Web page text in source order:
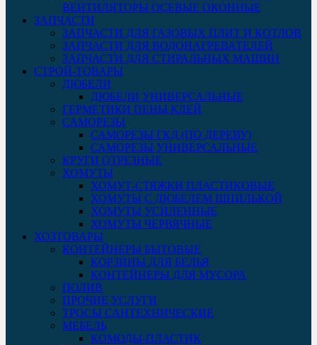
ВЕНТИЛЯТОРЫ ОСЕВЫЕ ОКОННЫЕ
ЗАПЧАСТИ
ЗАПЧАСТИ ДЛЯ ГАЗОВЫХ ПЛИТ И КОТЛОВ
ЗАПЧАСТИ ДЛЯ ВОДОНАГРЕВАТЕЛЕЙ
ЗАПЧАСТИ ДЛЯ СТИРАЛЬНЫХ МАШИН
СТРОЙ-ТОВАРЫ
ДЮБЕЛИ
ДЮБЕЛИ УНИВЕРСАЛЬНЫЕ
ГЕРМЕТИКИ ПЕНЫ КЛЕЙ
САМОРЕЗЫ
САМОРЕЗЫ ГКД (ПО ДЕРЕВУ)
САМОРЕЗЫ УНИВЕРСАЛЬНЫЕ
КРУГИ ОТРЕЗНЫЕ
ХОМУТЫ
ХОМУТ-СТЯЖКИ ПЛАСТИКОВЫЕ
ХОМУТЫ С ДЮБЕЛЕМ ШПИЛЬКОЙ
ХОМУТЫ УСИЛЕННЫЕ
ХОМУТЫ ЧЕРВЯЧНЫЕ
ХОЗТОВАРЫ
КОНТЕЙНЕРЫ БЫТОВЫЕ
КОРЗИНЫ ДЛЯ БЕЛЬЯ
КОНТЕЙНЕРЫ ДЛЯ МУСОРА
ПОЛИВ
ПРОЧИЕ УСЛУГИ
ТРОСЫ САНТЕХНИЧЕСКИЕ
МЕБЕЛЬ
КОМОДЫ-ПЛАСТИК